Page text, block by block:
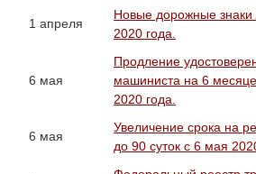
1 апреля
Новые дорожные знаки
2020 года.
6 мая
Продление
машиниста на 6
2020 года.
6 мая
Увеличение срока на
до 90 суток с 6 мая